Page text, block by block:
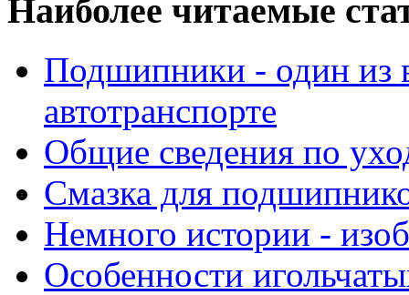
Наиболее читаемые
Подшипники - один из
автотранспорте
Общие сведения по
Смазка для
Немного истории -
Особенности